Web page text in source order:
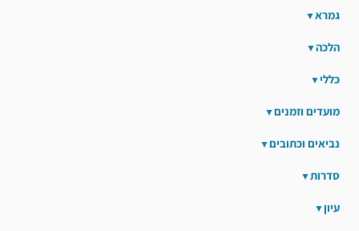
גמרא
הלכה
כללי
מועדים וזמנים
נביאים וכתובים
סדרות
עיון